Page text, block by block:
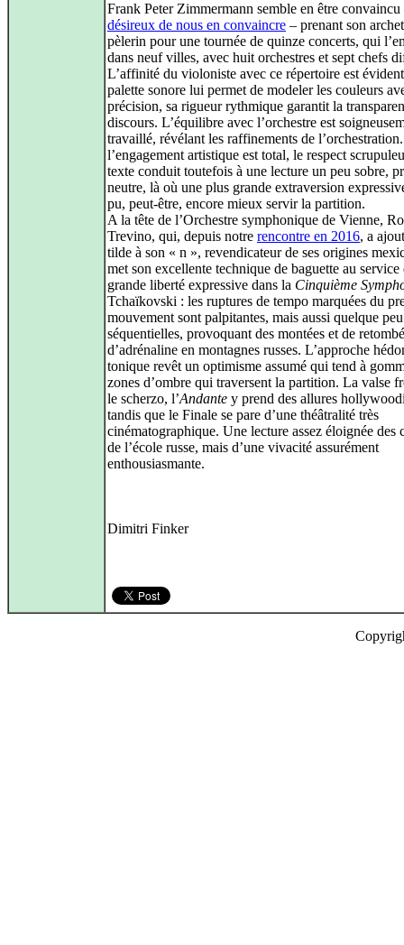
Frank Peter Zimmermann semble en être convaincu
désireux de nous en convaincre – prenant son
pèlerin pour une tournée de quinze concerts, qui
dans neuf villes, avec huit orchestres et sept chefs
L’affinité du violoniste avec ce répertoire est
palette sonore lui permet de modeler les couleurs
précision, sa rigueur rythmique garantit la
discours. L’équilibre avec l’orchestre est
travaillé, révélant les raffinements de
l’engagement artistique est total, le respect
texte conduit toutefois à une lecture un peu sobre,
neutre, là où une plus grande extraversion
pu, peut-être, encore mieux servir la partition.
A la tête de l’Orchestre symphonique de Vienne,
Trevino, qui, depuis notre rencontre en 2016, a
tilde à son « n », revendicateur de ses origines
met son excellente technique de baguette au service
grande liberté expressive dans la Cinquième
Tchaïkovski : les ruptures de tempo marquées du
mouvement sont palpitantes, mais aussi quelque peu
séquentielles, provoquant des montées et de
d’adrénaline en montagnes russes. L’approche
tonique revêt un optimisme assumé qui tend à
zones d’ombre qui traversent la partition. La valse
le scherzo, l’Andante y prend des allures
tandis que le Finale se pare d’une théâtralité très
cinématographique. Une lecture assez éloignée des
de l’école russe, mais d’une vivacité assurément
enthousiasmante.
Dimitri Finker